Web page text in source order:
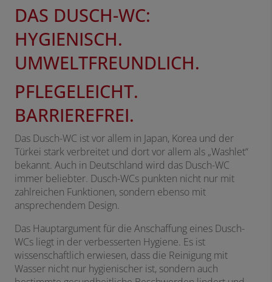
DAS DUSCH-WC:
HYGIENISCH.
UMWELTFREUNDLICH.
PFLEGELEICHT.
BARRIEREFREI.
Das Dusch-WC ist vor allem in Japan, Korea und der
Türkei stark verbreitet und dort vor allem als „Washlet“
bekannt. Auch in Deutschland wird das Dusch-WC
immer beliebter. Dusch-WCs punkten nicht nur mit
zahlreichen Funktionen, sondern ebenso mit
ansprechendem Design.
Das Hauptargument für die Anschaffung eines Dusch-
WCs liegt in der verbesserten Hygiene. Es ist
wissenschaftlich erwiesen, dass die Reinigung mit
Wasser nicht nur hygienischer ist, sondern auch